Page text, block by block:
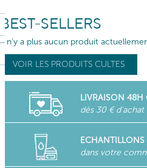
BEST-SELLERS
Il n'y a plus aucun produit
VOIR LES PRODUITS CULTES
LIVRAISON 48H
dès 30 € d'achat
ECHANTILLONS
dans votre